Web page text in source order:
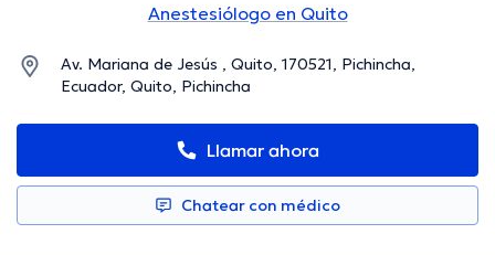
Anestesiólogo en Quito
Av. Mariana de Jesús , Quito, 170521, Pichincha,
Ecuador, Quito, Pichincha
Llamar ahora
Chatear con médico